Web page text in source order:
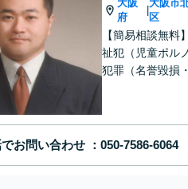
大阪
府
|
大阪市
区
【簡易相談無
祉犯（児童ポル
犯罪（名誉毀損
お問い合わせ